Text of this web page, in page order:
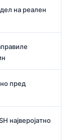
на реален
пред
најверојатно